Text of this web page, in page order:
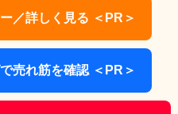
／詳しく見る ＜PR＞
売れ筋を確認 ＜PR＞